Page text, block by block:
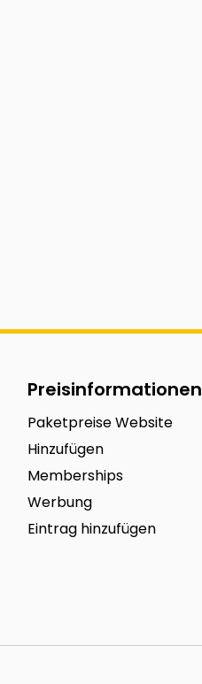
Preisinformationen
Paketpreise Website
Hinzufügen
Memberships
Werbung
Eintrag hinzufügen